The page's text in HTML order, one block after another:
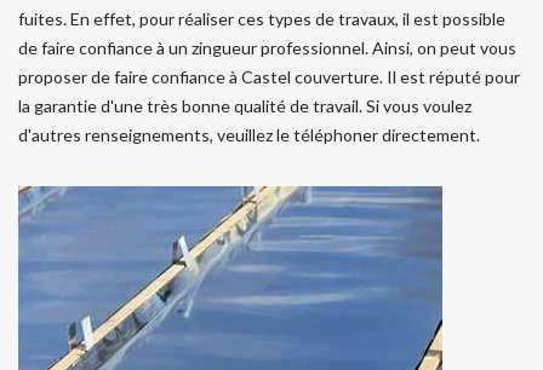
fuites. En effet, pour réaliser ces types de travaux, il est possible
de faire confiance à un zingueur professionnel. Ainsi, on peut vous
proposer de faire confiance à Castel couverture. Il est réputé pour
la garantie d'une très bonne qualité de travail. Si vous voulez
d'autres renseignements, veuillez le téléphoner directement.